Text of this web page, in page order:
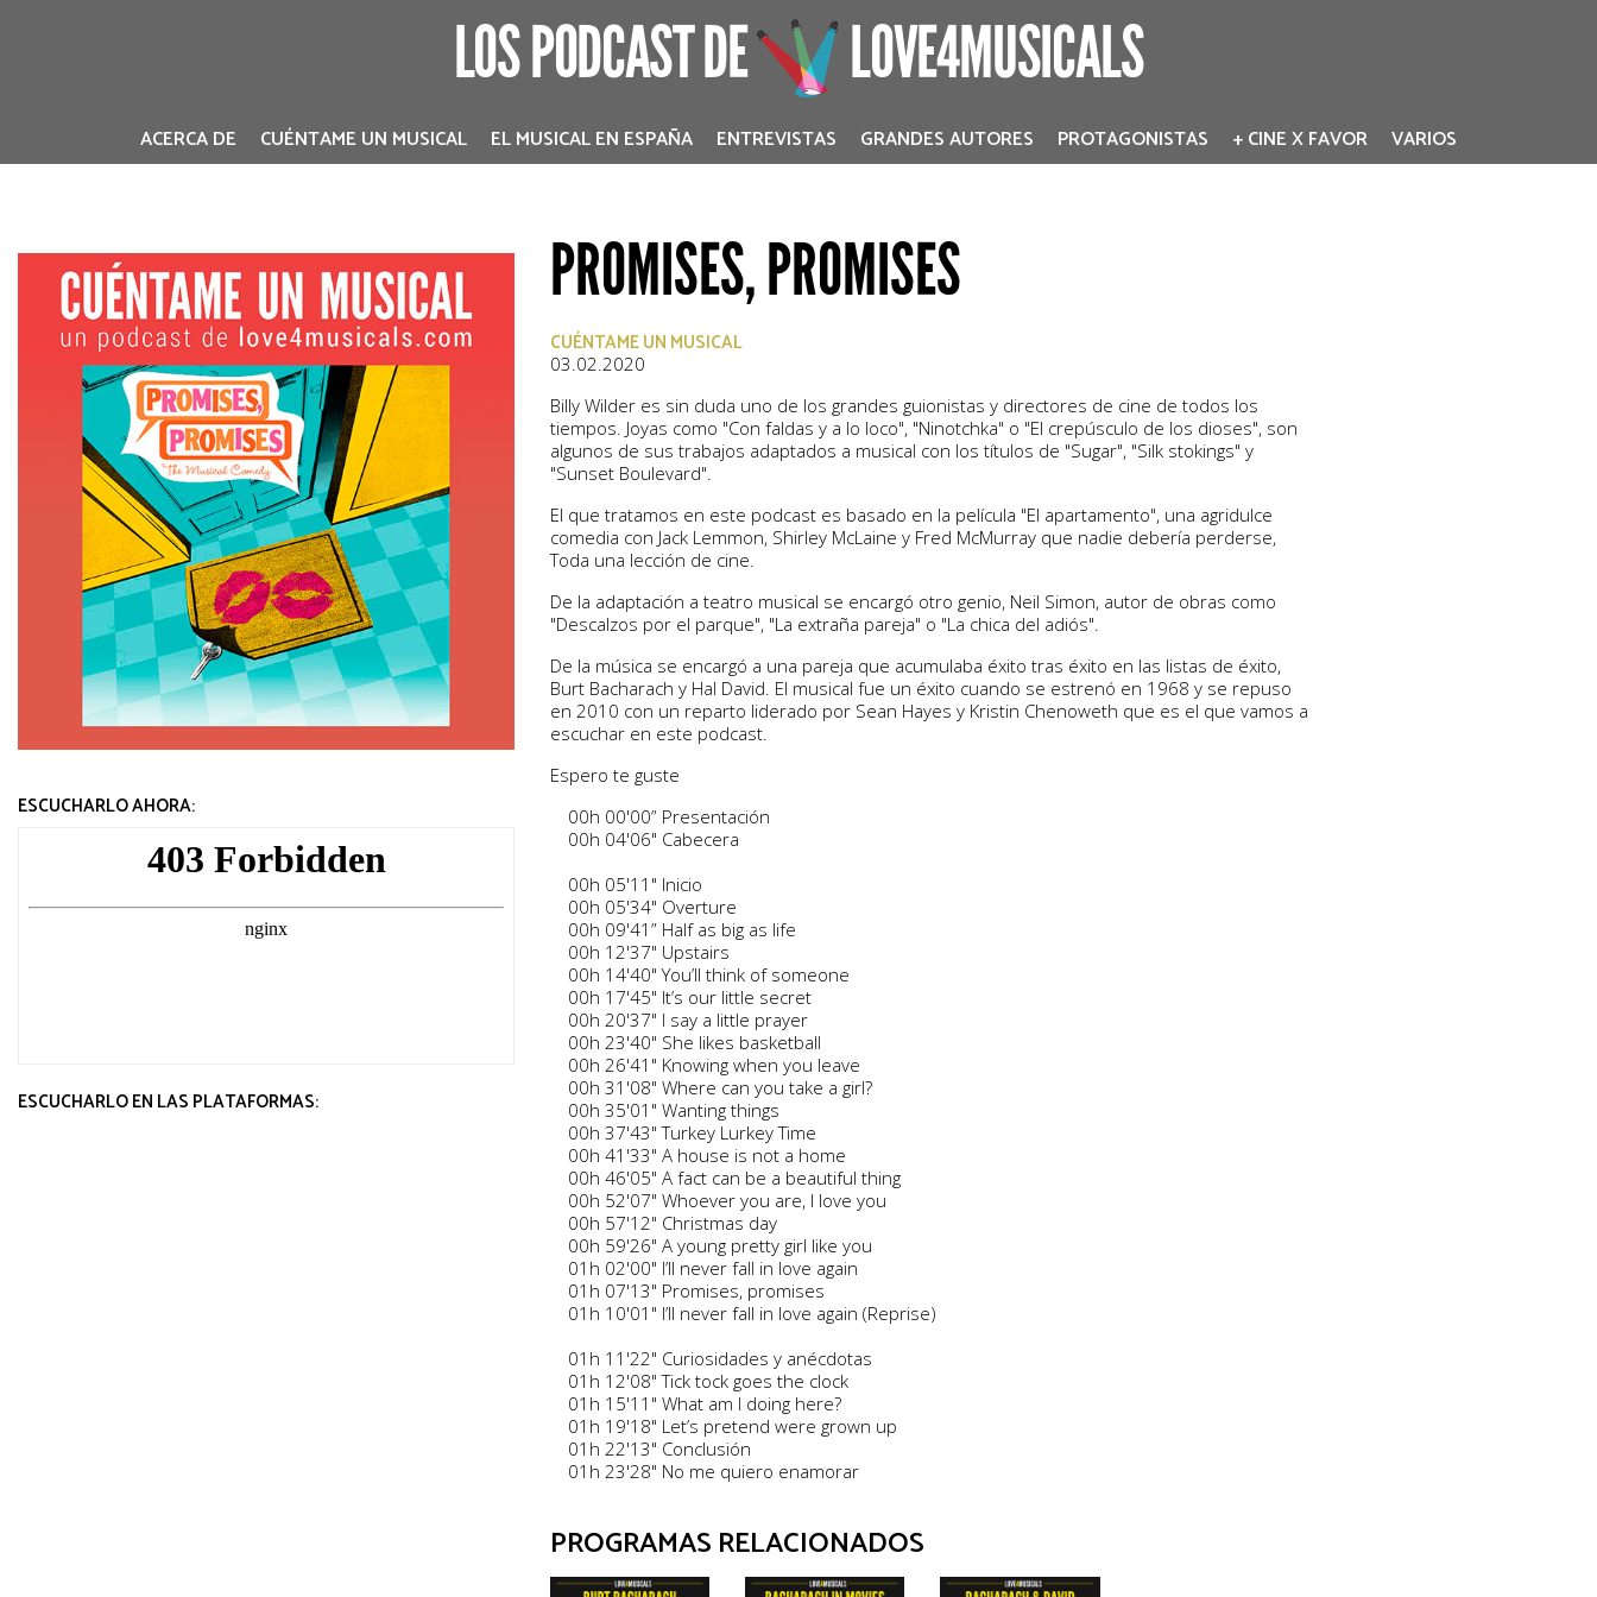
LOS PODCAST DE LOVE4MUSICALS
ACERCA DE CUÉNTAME UN MUSICAL EL MUSICAL EN ESPAÑA ENTREVISTAS GRANDES AUTORES PROTAGONISTAS + CINE X FAVOR VARIOS
ESCUCHARLO AHORA:
ESCUCHARLO EN LAS PLATAFORMAS:
PROMISES, PROMISES
CUÉNTAME UN MUSICAL
03.02.2020
Billy Wilder es sin duda uno de los grandes guionistas y directores de cine de todos los
tiempos. Joyas como "Con faldas y a lo loco", "Ninotchka" o "El crepúsculo de los dioses", son
algunos de sus trabajos adaptados a musical con los títulos de "Sugar", "Silk stokings" y
"Sunset Boulevard".
El que tratamos en este podcast es basado en la película "El apartamento", una agridulce
comedia con Jack Lemmon, Shirley McLaine y Fred McMurray que nadie debería perderse,
Toda una lección de cine.
De la adaptación a teatro musical se encargó otro genio, Neil Simon, autor de obras como
"Descalzos por el parque", "La extraña pareja" o "La chica del adiós".
De la música se encargó a una pareja que acumulaba éxito tras éxito en las listas de éxito,
Burt Bacharach y Hal David. El musical fue un éxito cuando se estrenó en 1968 y se repuso
en 2010 con un reparto liderado por Sean Hayes y Kristin Chenoweth que es el que vamos a
escuchar en este podcast.
Espero te guste
00h 00'00” Presentación
00h 04'06" Cabecera
00h 05'11" Inicio
00h 05'34" Overture
00h 09'41” Half as big as life
00h 12'37" Upstairs
00h 14'40" You’ll think of someone
00h 17'45" It’s our little secret
00h 20'37" I say a little prayer
00h 23'40" She likes basketball
00h 26'41" Knowing when you leave
00h 31'08" Where can you take a girl?
00h 35'01" Wanting things
00h 37'43" Turkey Lurkey Time
00h 41'33" A house is not a home
00h 46'05" A fact can be a beautiful thing
00h 52'07" Whoever you are, I love you
00h 57'12" Christmas day
00h 59'26" A young pretty girl like you
01h 02'00" I’ll never fall in love again
01h 07'13" Promises, promises
01h 10'01" I’ll never fall in love again (Reprise)
01h 11'22" Curiosidades y anécdotas
01h 12'08" Tick tock goes the clock
01h 15'11" What am I doing here?
01h 19'18" Let’s pretend were grown up
01h 22'13" Conclusión
01h 23'28" No me quiero enamorar
PROGRAMAS RELACIONADOS